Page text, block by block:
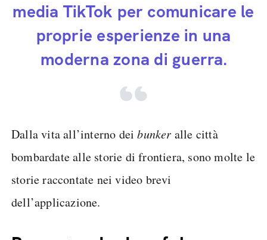
media TikTok per comunicare le
proprie esperienze in una
moderna zona di guerra.
Dalla vita all’interno deibunker alle città
bombardate alle storie di frontiera, sono molte le
storie raccontate nei video brevi
dell’applicazione.